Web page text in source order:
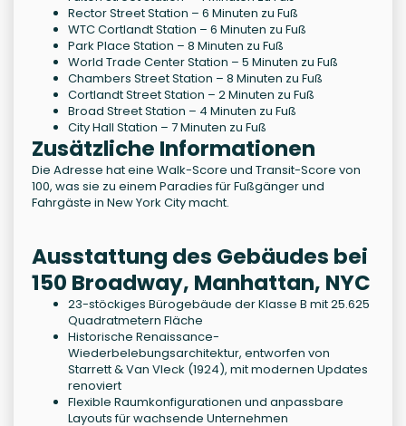
Rector Street Station – 6 Minuten zu Fuß
WTC Cortlandt Station – 6 Minuten zu Fuß
Park Place Station – 8 Minuten zu Fuß
World Trade Center Station – 5 Minuten zu Fuß
Chambers Street Station – 8 Minuten zu Fuß
Cortlandt Street Station – 2 Minuten zu Fuß
Broad Street Station – 4 Minuten zu Fuß
City Hall Station – 7 Minuten zu Fuß
Zusätzliche Informationen
Die Adresse hat eine Walk-Score und Transit-Score von
100, was sie zu einem Paradies für Fußgänger und
Fahrgäste in New York City macht.
Ausstattung des Gebäudes bei
150 Broadway, Manhattan, NYC
23-stöckiges Bürogebäude der Klasse B mit 25.625
Quadratmetern Fläche
Historische Renaissance-
Wiederbelebungsarchitektur, entworfen von
Starrett & Van Vleck (1924), mit modernen Updates
renoviert
Flexible Raumkonfigurationen und anpassbare
Layouts für wachsende Unternehmen